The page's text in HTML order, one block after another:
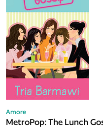
Amore
MetroPop: The Lunch